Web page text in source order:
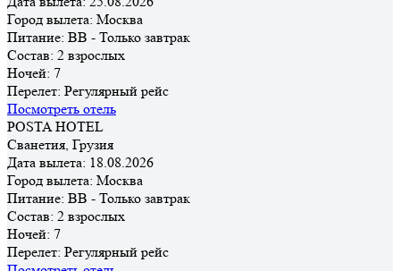
Город вылета: Москва
Питание: BB - Только завтрак
Состав: 2 взрослых
Ночей: 7
Перелет: Регулярный рейс
Посмотреть отель
POSTA HOTEL
Сванетия, Грузия
Дата вылета: 18.08.2026
Город вылета: Москва
Питание: BB - Только завтрак
Состав: 2 взрослых
Ночей: 7
Перелет: Регулярный рейс